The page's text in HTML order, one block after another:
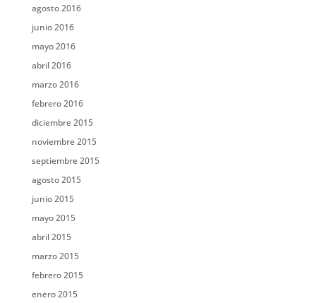
agosto 2016
junio 2016
mayo 2016
abril 2016
marzo 2016
febrero 2016
diciembre 2015
noviembre 2015
septiembre 2015
agosto 2015
junio 2015
mayo 2015
abril 2015
marzo 2015
febrero 2015
enero 2015